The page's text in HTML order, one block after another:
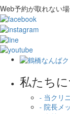
Web予約が取れない
私たち
- 当クリ
- 院長メ